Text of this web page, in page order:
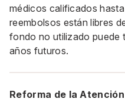
médicos calificados
reembolsos están libres
fondo no utilizado puede
años futuros.
Reforma de la